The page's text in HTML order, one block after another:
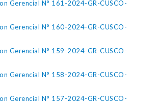
Gerencial N° 161-2024-GR-CUSCO-
Gerencial N° 160-2024-GR-CUSCO-
Gerencial N° 159-2024-GR-CUSCO-
Gerencial N° 158-2024-GR-CUSCO-
Gerencial N° 157-2024-GR-CUSCO-